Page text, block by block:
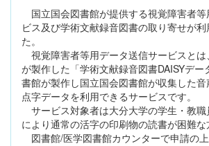
国立国会図書館が提供する視覚障害者等
ビス及び学術文献録音図書の取り寄せが
た。
視覚障害者等用データ送信サービスと
が製作した「学術文献録音図書DAISYデー
書館が製作し国立国会図書館が収集した音
点字データを利用できるサービスです。
サービス対象者は大分大学の学生・教
により通常の活字の印刷物の読書が困難な
図書館/医学図書館カウンターで申請の上